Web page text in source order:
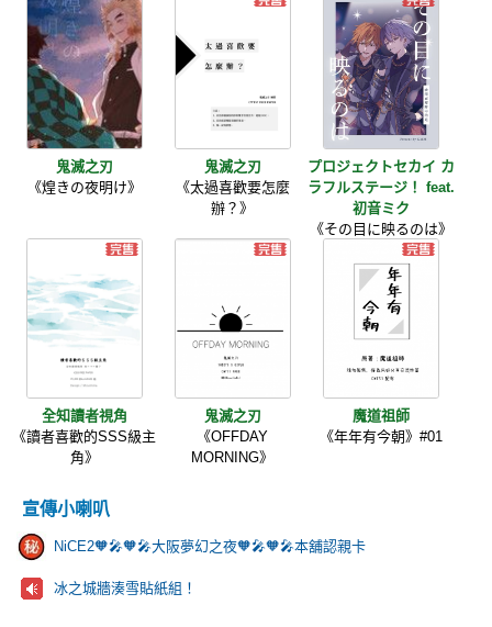
鬼滅之刃
《煌きの夜明け》
鬼滅之刃
《太過喜歡要怎麼
辦？》
プロジェクトセカイ カ
ラフルステージ！ feat.
初音ミク
《その目に映るのは》
全知讀者視角
《讀者喜歡的SSS級主
角》
鬼滅之刃
《OFFDAY
MORNING》
魔道祖師
《年年有今朝》#01
宣傳小喇叭
NiCE2🧡🎤🧡🎤大阪夢幻之夜🧡🎤🧡🎤本舖認親卡
冰之城牆湊雪貼紙組！